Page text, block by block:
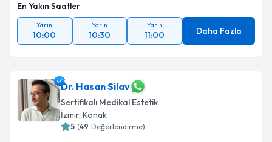
En Yakın Saatler
Yarın
10:00
Yarın
10:30
Yarın
11:00 Daha Fazla
Dr. Hasan Silav
Sertifikalı Medikal Estetik
İzmir, Konak
5 (49 Değerlendirme)